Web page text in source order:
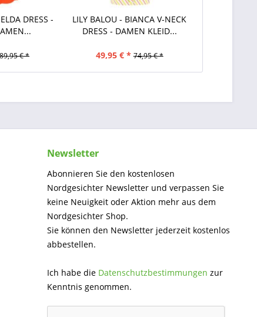
DRESS -
89,95 € *
LILY BALOU - BIANCA V-NECK
DRESS - DAMEN KLEID...
49,95 € * 74,95 € *
Newsletter
Abonnieren Sie den kostenlosen
Nordgesichter Newsletter und verpassen Sie
keine Neuigkeit oder Aktion mehr aus dem
Nordgesichter Shop.
Sie können den Newsletter jederzeit kostenlos
abbestellen.
Ich habe die Datenschutzbestimmungen zur
Kenntnis genommen.